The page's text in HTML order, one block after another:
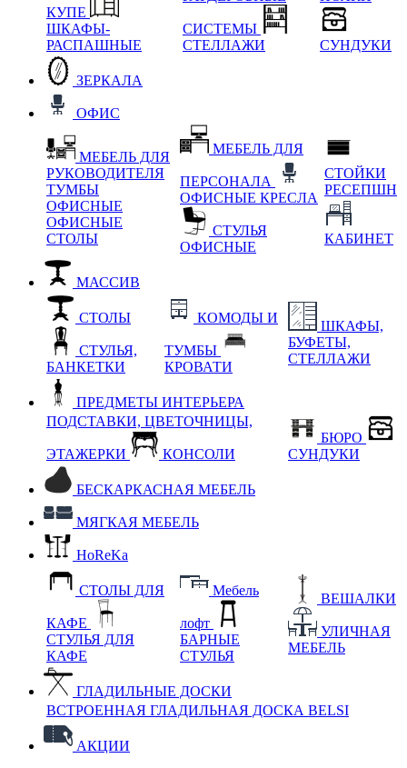
КУПЕ
ШКАФЫ-
РАСПАШНЫЕ
СИСТЕМЫ
СТЕЛЛАЖИ
СУНДУКИ
ЗЕРКАЛА
ОФИС
МЕБЕЛЬ ДЛЯ
РУКОВОДИТЕЛЯ
ТУМБЫ
ОФИСНЫЕ
ОФИСНЫЕ
СТОЛЫ
МЕБЕЛЬ ДЛЯ
ПЕРСОНАЛА
ОФИСНЫЕ КРЕСЛА
СТУЛЬЯ
ОФИСНЫЕ
СТОЙКИ
РЕСЕПШН
КАБИНЕТ
МАССИВ
СТОЛЫ
СТУЛЬЯ,
БАНКЕТКИ
КОМОДЫ И
ТУМБЫ
КРОВАТИ
ШКАФЫ,
БУФЕТЫ,
СТЕЛЛАЖИ
ПРЕДМЕТЫ ИНТЕРЬЕРА
ПОДСТАВКИ, ЦВЕТОЧНИЦЫ,
ЭТАЖЕРКИ КОНСОЛИ
БЮРО
СУНДУКИ
БЕСКАРКАСНАЯ МЕБЕЛЬ
МЯГКАЯ МЕБЕЛЬ
HoReKa
СТОЛЫ ДЛЯ
КАФЕ
СТУЛЬЯ ДЛЯ
КАФЕ
Мебель
лофт
БАРНЫЕ
СТУЛЬЯ
ВЕШАЛКИ
УЛИЧНАЯ
МЕБЕЛЬ
ГЛАДИЛЬНЫЕ ДОСКИ
ВСТРОЕННАЯ ГЛАДИЛЬНАЯ ДОСКА BELSI
АКЦИИ